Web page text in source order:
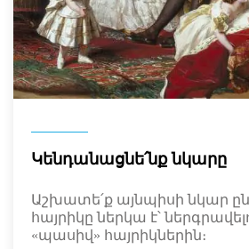
Կենդանացնե՛նք նկարը
Աշխատե՛ք այնպիսի նկար
հայրիկը ներկա է՝
«պասիվ» հայրիկներին։